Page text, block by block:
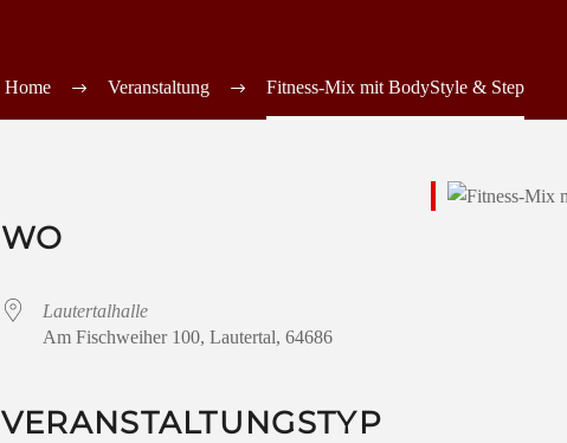
Home Veranstaltung Fitness-Mix mit BodyStyle & Step
WO
Lautertalhalle
Am Fischweiher 100, Lautertal, 64686
VERANSTALTUNGSTYP